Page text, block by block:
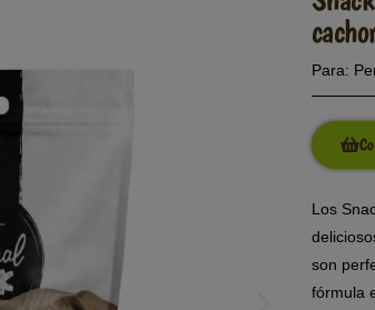
Para:
Los
son
fórmula